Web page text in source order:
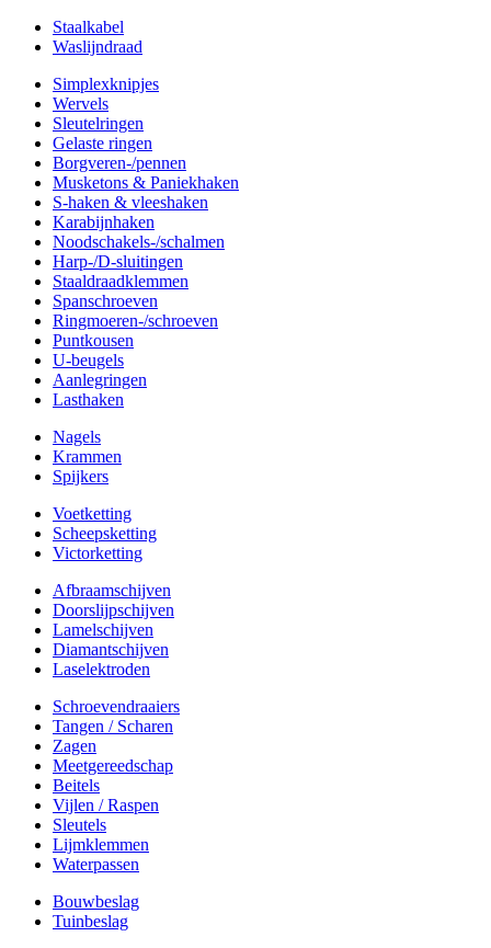
Staalkabel
Waslijndraad
Simplexknipjes
Wervels
Sleutelringen
Gelaste ringen
Borgveren-/pennen
Musketons & Paniekhaken
S-haken & vleeshaken
Karabijnhaken
Noodschakels-/schalmen
Harp-/D-sluitingen
Staaldraadklemmen
Spanschroeven
Ringmoeren-/schroeven
Puntkousen
U-beugels
Aanlegringen
Lasthaken
Nagels
Krammen
Spijkers
Voetketting
Scheepsketting
Victorketting
Afbraamschijven
Doorslijpschijven
Lamelschijven
Diamantschijven
Laselektroden
Schroevendraaiers
Tangen / Scharen
Zagen
Meetgereedschap
Beitels
Vijlen / Raspen
Sleutels
Lijmklemmen
Waterpassen
Bouwbeslag
Tuinbeslag